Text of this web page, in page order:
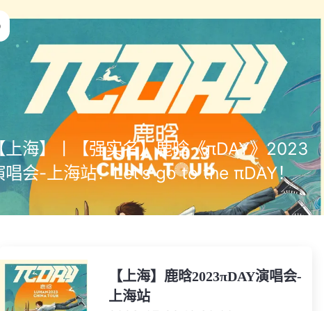
上海】丨【强实名】鹿晗《πDAY》2023
唱会-上海站！Let’s go to the πDAY！
【上海】鹿晗2023πDAY演唱会-
上海站